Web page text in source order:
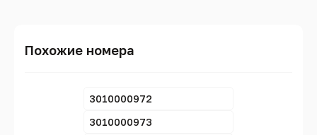
Похожие номера
3010000972
3010000973